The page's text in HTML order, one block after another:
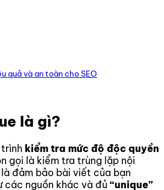
quả và an toàn cho SEO
là gì?
kiểm tra mức độ độc quyền
gọi là kiểm tra trùng lặp nội
đảm bảo bài viết của bạn
các nguồn khác và đủ “unique”